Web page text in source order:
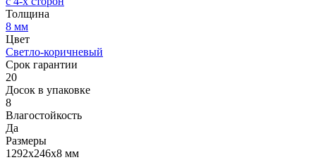
Толщина
8 мм
Цвет
Светло-коричневый
Срок гарантии
20
Досок в упаковке
8
Влагостойкость
Да
Размеры
1292x246x8 мм